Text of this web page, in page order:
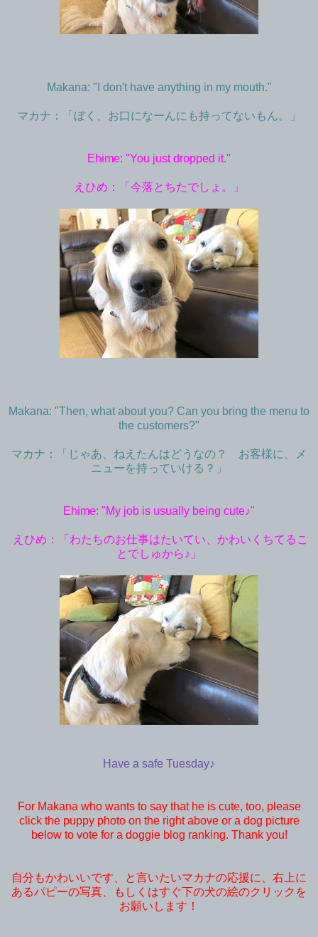
Makana: "I don't have anything in my mouth."
マカナ：「ぼく、お口になーんにも持ってないもん。」
Ehime: "You just dropped it."
えひめ：「今落とちたでしょ。」
Makana: "Then, what about you? Can you bring the menu to
the customers?"
マカナ：「じゃあ、ねえたんはどうなの？ お客様に、メ
ニューを持っていける？」
Ehime: "My job is usually being cute♪"
えひめ：「わたちのお仕事はたいてい、かわいくちてるこ
とでしゅから♪」
Have a safe Tuesday♪
For Makana who wants to say that he is cute, too, please
click the puppy photo on the right above or a dog picture
below to vote for a doggie blog ranking. Thank you!
自分もかわいいです、と言いたいマカナの応援に、右上に
あるパピーの写真、もしくはすぐ下の犬の絵のクリックを
お願いします！